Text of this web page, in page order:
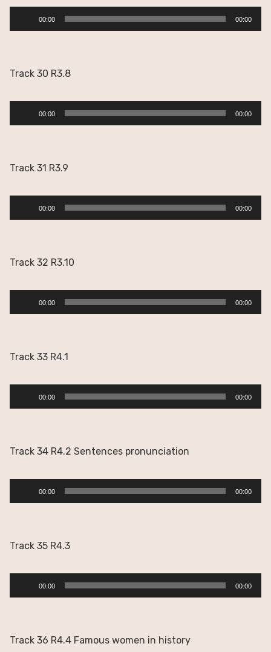
Reproductor
de
00:00 00:00
Track 30 R3.8
Reproductor
de
00:00 00:00
Track 31 R3.9
Reproductor
de
00:00 00:00
Track 32 R3.10
Reproductor
de
00:00 00:00
Track 33 R4.1
Reproductor
de
00:00 00:00
Track 34 R4.2 Sentences pronunciation
Reproductor
de
00:00 00:00
Track 35 R4.3
Reproductor
de
00:00 00:00
Track 36 R4.4 Famous women in history